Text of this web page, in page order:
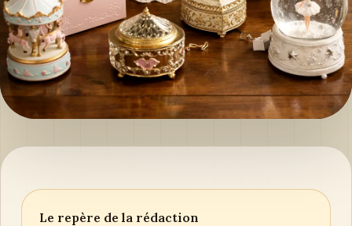
Le repère de la rédaction